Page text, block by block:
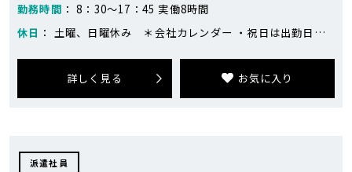
勤務時間 ： 8：30～17：45 実働8時間
休日 ： 土曜、日曜休み ＊会社カレンダー ・祝日は出勤日あり ・繁忙期は土日出勤がありますが、平日に代休を取ることが出来ます
詳しく見る お気に入り
派遣社員